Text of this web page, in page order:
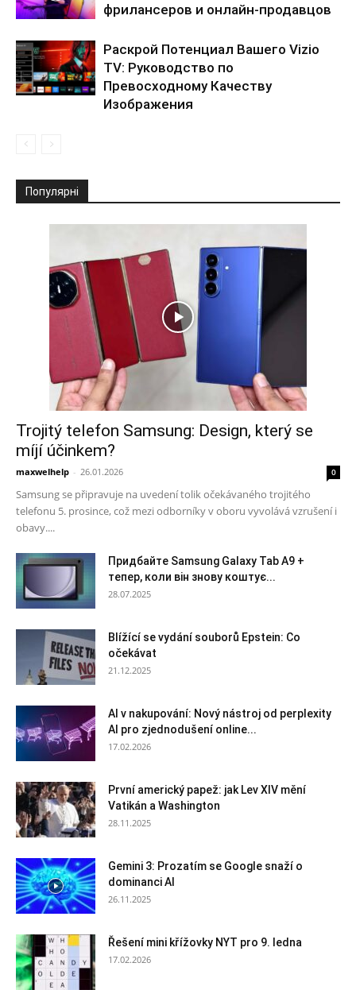
фрилансеров и онлайн-продавцов
Раскрой Потенциал Вашего Vizio
TV: Руководство по
Превосходному Качеству
Изображения
Популярні
Trojitý telefon Samsung: Design, který se
míjí účinkem?
maxwelhelp - 26.01.2026 0
Samsung se připravuje na uvedení tolik očekávaného trojitého
telefonu 5. prosince, což mezi odborníky v oboru vyvolává vzrušení i
obavy....
Придбайте Samsung Galaxy Tab A9 +
тепер, коли він знову коштує...
28.07.2025
Blížící se vydání souborů Epstein: Co
očekávat
21.12.2025
AI v nakupování: Nový nástroj od perplexity
AI pro zjednodušení online...
17.02.2026
První americký papež: jak Lev XIV mění
Vatikán a Washington
28.11.2025
Gemini 3: Prozatím se Google snaží o
dominanci AI
26.11.2025
Řešení mini křížovky NYT pro 9. ledna
17.02.2026